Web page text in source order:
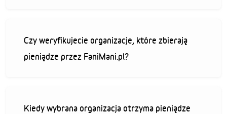
Czy weryfikujecie organizacje, które zbierają
pieniądze przez FaniMani.pl?
Kiedy wybrana organizacja otrzyma pieniądze